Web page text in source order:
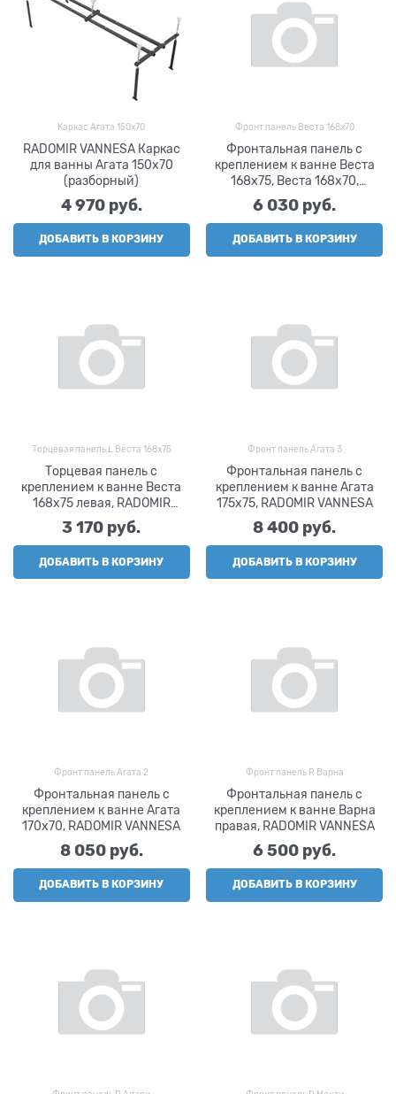
Каркас Агата 150х70
RADOMIR VANNESA Каркас
для ванны Агата 150х70
(разборный)
4 970 руб.
ДОБАВИТЬ В КОРЗИНУ
Фронт панель Веста 168х70
Фронтальная панель с
креплением к ванне Веста
168х75, Веста 168х70,
RADOMIR VANNESA
6 030 руб.
ДОБАВИТЬ В КОРЗИНУ
Торцевая панель L Веста 168х75
Торцевая панель с
креплением к ванне Веста
168х75 левая, RADOMIR
VANNESA
3 170 руб.
ДОБАВИТЬ В КОРЗИНУ
Фронт панель Агата 3
Фронтальная панель с
креплением к ванне Агата
175х75, RADOMIR VANNESA
8 400 руб.
ДОБАВИТЬ В КОРЗИНУ
Фронт панель Агата 2
Фронтальная панель с
креплением к ванне Агата
170х70, RADOMIR VANNESA
8 050 руб.
ДОБАВИТЬ В КОРЗИНУ
Фронт панель R Варна
Фронтальная панель с
креплением к ванне Варна
правая, RADOMIR VANNESA
6 500 руб.
ДОБАВИТЬ В КОРЗИНУ